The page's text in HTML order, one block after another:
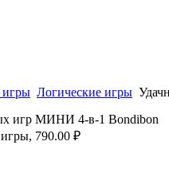
игры Логические игры
игр МИНИ 4-в-1 Bondibon
790.00 ₽